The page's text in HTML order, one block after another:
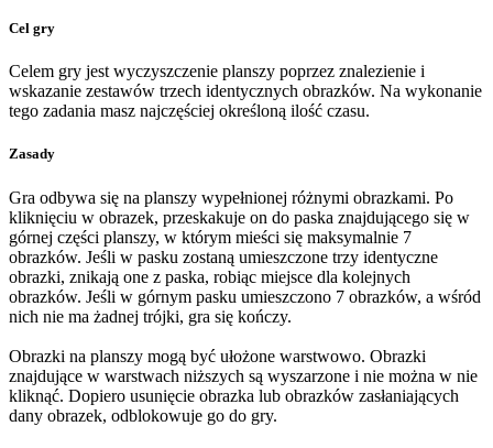
Cel gry
Celem gry jest wyczyszczenie planszy poprzez znalezienie i
wskazanie zestawów trzech identycznych obrazków. Na wykonanie
tego zadania masz najczęściej określoną ilość czasu.
Zasady
Gra odbywa się na planszy wypełnionej różnymi obrazkami. Po
kliknięciu w obrazek, przeskakuje on do paska znajdującego się w
górnej części planszy, w którym mieści się maksymalnie 7
obrazków. Jeśli w pasku zostaną umieszczone trzy identyczne
obrazki, znikają one z paska, robiąc miejsce dla kolejnych
obrazków. Jeśli w górnym pasku umieszczono 7 obrazków, a wśród
nich nie ma żadnej trójki, gra się kończy.
Obrazki na planszy mogą być ułożone warstwowo. Obrazki
znajdujące w warstwach niższych są wyszarzone i nie można w nie
kliknąć. Dopiero usunięcie obrazka lub obrazków zasłaniających
dany obrazek, odblokowuje go do gry.